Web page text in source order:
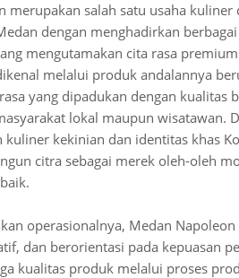
merupakan salah satu usaha kuliner
dengan menghadirkan
mengutamakan cita rasa
melalui produk andalannya
yang dipadukan dengan kualitas
lokal maupun wisatawan.
kuliner kekinian dan identitas khas
citra sebagai merek oleh-oleh
operasionalnya, Medan
dan berorientasi pada kepuasan
kualitas produk melalui proses